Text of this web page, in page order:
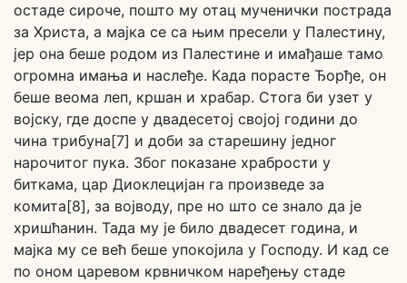
остаде сироче, пошто му отац мученички пострада
за Христа, а мајка се са њим пресели у Палестину,
јер она беше родом из Палестине и имађаше тамо
огромна имања и наслеђе. Када порасте Ђорђе, он
беше веома леп, кршан и храбар. Стога би узет у
војску, где доспе у двадесетој својој години до
чина трибуна[7] и доби за старешину једног
нарочитог пука. Због показане храбрости у
биткама, цар Диоклецијан га произведе за
комита[8], за војводу, пре но што се знало да је
хришћанин. Тада му је било двадесет година, и
мајка му се већ беше упокојила у Господу. И кад се
по оном царевом крвничком наређењу стаде